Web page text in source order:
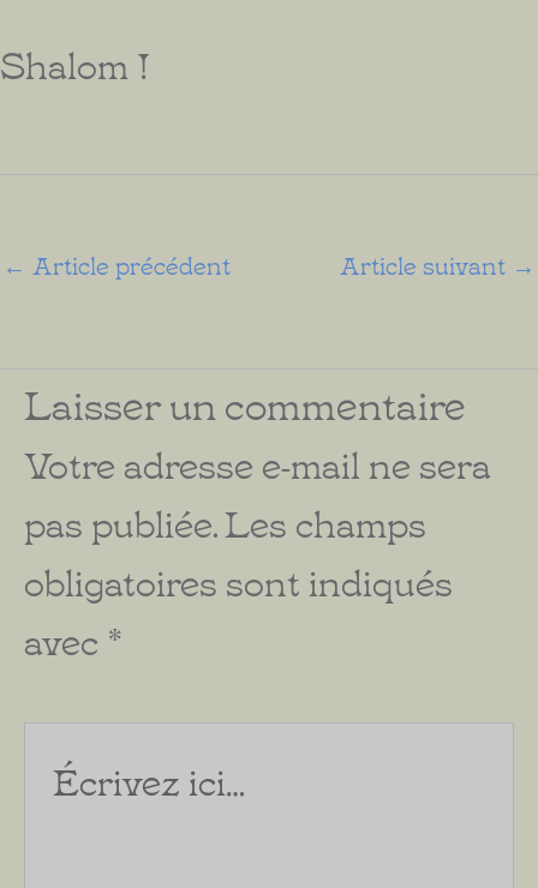
Shalom !
← Article précédent Article suivant →
Laisser un commentaire
Votre adresse e-mail ne sera
pas publiée.Les champs
obligatoires sont indiqués
avec *
Écrivez
ici…